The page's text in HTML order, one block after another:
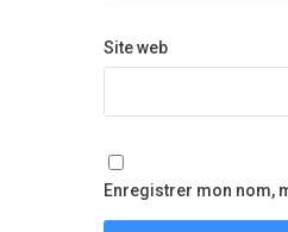
Site web
Enregistrer mon nom,